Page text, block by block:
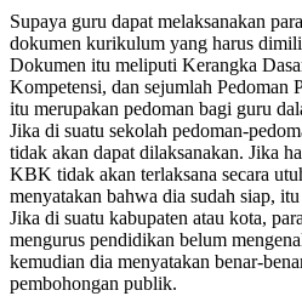
Supaya guru dapat melaksanakan
dokumen kurikulum yang harus
Dokumen itu meliputi Kerangka
Kompetensi, dan sejumlah Pedoman
itu merupakan pedoman bagi guru
Jika di suatu sekolah pedoman-
tidak akan dapat dilaksanakan. Jika
KBK tidak akan terlaksana secara
menyatakan bahwa dia sudah siap,
Jika di suatu kabupaten atau kota,
mengurus pendidikan belum
kemudian dia menyatakan benar-
pembohongan publik.